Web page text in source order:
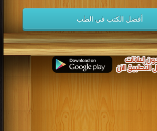
كتب 1977 كتب 1976
كتب 1975
كتب 1973 كتب 1972
كتب 1971
كتب 1969 كتب 1968
كتب 1967
كتب 1965 كتب 1964
كتب 1963
كتب 1961 كتب 1960
كتب 1959
كتب 1957
كتب 1952
كتب 1951
أفضل الكتب في الطب